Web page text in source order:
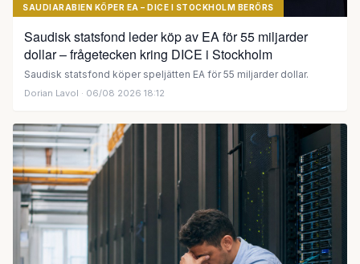
SAUDIARABIEN KÖPER EA – DICE I STOCKHOLM BERÖRS
Saudisk statsfond leder köp av EA för 55 miljarder
dollar – frågetecken kring DICE i Stockholm
Saudisk statsfond köper speljätten EA för 55 miljarder dollar.
Dorian Lavol · 06/08 2026 18:12